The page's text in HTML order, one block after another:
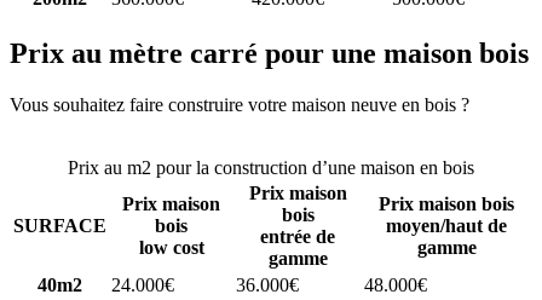
Prix au mètre carré pour une maison bois
Vous souhaitez faire construire votre maison neuve en bois ?
Prix au m2 pour la construction d’une maison en bois
SURFACE
Prix maison
bois
low cost
Prix maison
bois
entrée de
gamme
Prix maison bois
moyen/haut de
gamme
40m2
24.000€ 36.000€
48.000€